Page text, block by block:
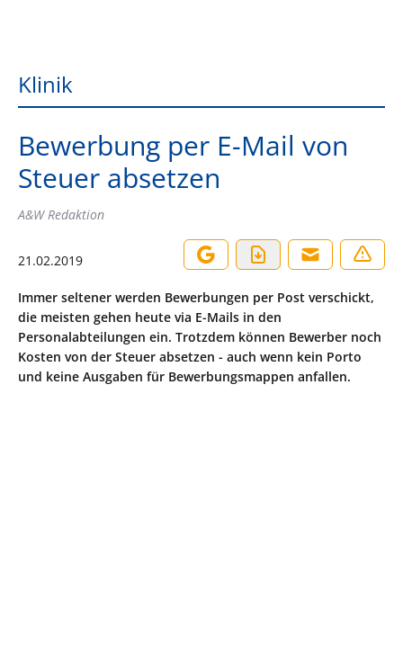
Klinik
Bewerbung per E-Mail von
Steuer absetzen
A&W Redaktion
21.02.2019
Immer seltener werden Bewerbungen per Post verschickt,
die meisten gehen heute via E-Mails in den
Personalabteilungen ein. Trotzdem können Bewerber noch
Kosten von der Steuer absetzen - auch wenn kein Porto
und keine Ausgaben für Bewerbungsmappen anfallen.